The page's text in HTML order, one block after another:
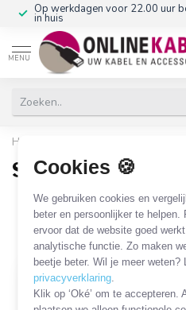
Cookies 🍪
We gebruiken cookies en
beter en persoonlijker te
ervoor dat de website goed
analytische functie. Zo maken
beetje beter. Wil je meer
privacyverklaring
Klik op ‘Oké’ om te
Op werkdagen voor 22.00 uur
in huis
MENU
Home
Samsung
2 PRODUCTEN
Filters